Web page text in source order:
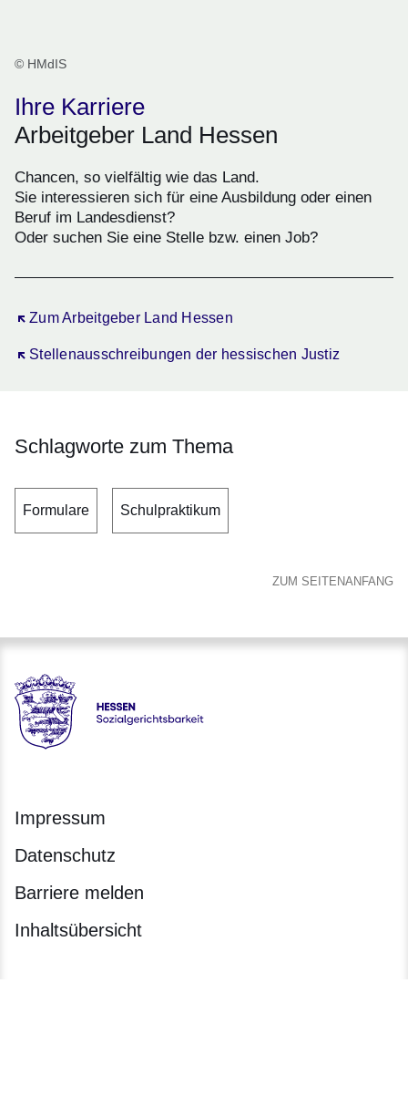
© HMdIS
Ihre Karriere
Arbeitgeber Land Hessen
Chancen, so vielfältig wie das Land.
Sie interessieren sich für eine Ausbildung oder einen
Beruf im Landesdienst?
Oder suchen Sie eine Stelle bzw. einen Job?
Zum Arbeitgeber Land Hessen
Öffnet sich in einem neuen Fenster
Stellenausschreibungen der hessischen Justiz
Öffnet sich in einem neuen Fenster
Schlagworte zum Thema
Formulare Schulpraktikum
ZUM SEITENANFANG
Hessen - Sozialgerichtsbarkeit Hessen
Impressum
Datenschutz
Barriere melden
Inhaltsübersicht